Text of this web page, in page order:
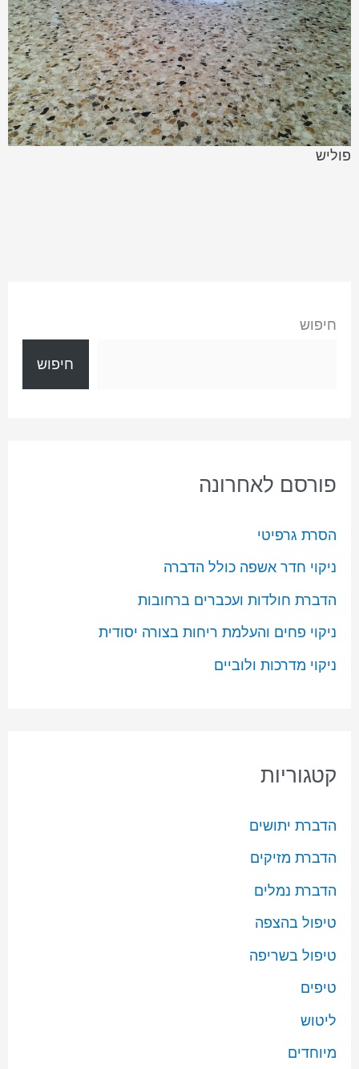
פוליש
חיפוש
חיפוש
פורסם לאחרונה
הסרת גרפיטי
ניקוי חדר אשפה כולל הדברה
הדברת חולדות ועכברים ברחובות
ניקוי פחים והעלמת ריחות בצורה יסודית
ניקוי מדרכות ולוביים
קטגוריות
הדברת יתושים
הדברת מזיקים
הדברת נמלים
טיפול בהצפה
טיפול בשריפה
טיפים
ליטוש
מיוחדים